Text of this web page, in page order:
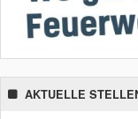
AKTUELLE